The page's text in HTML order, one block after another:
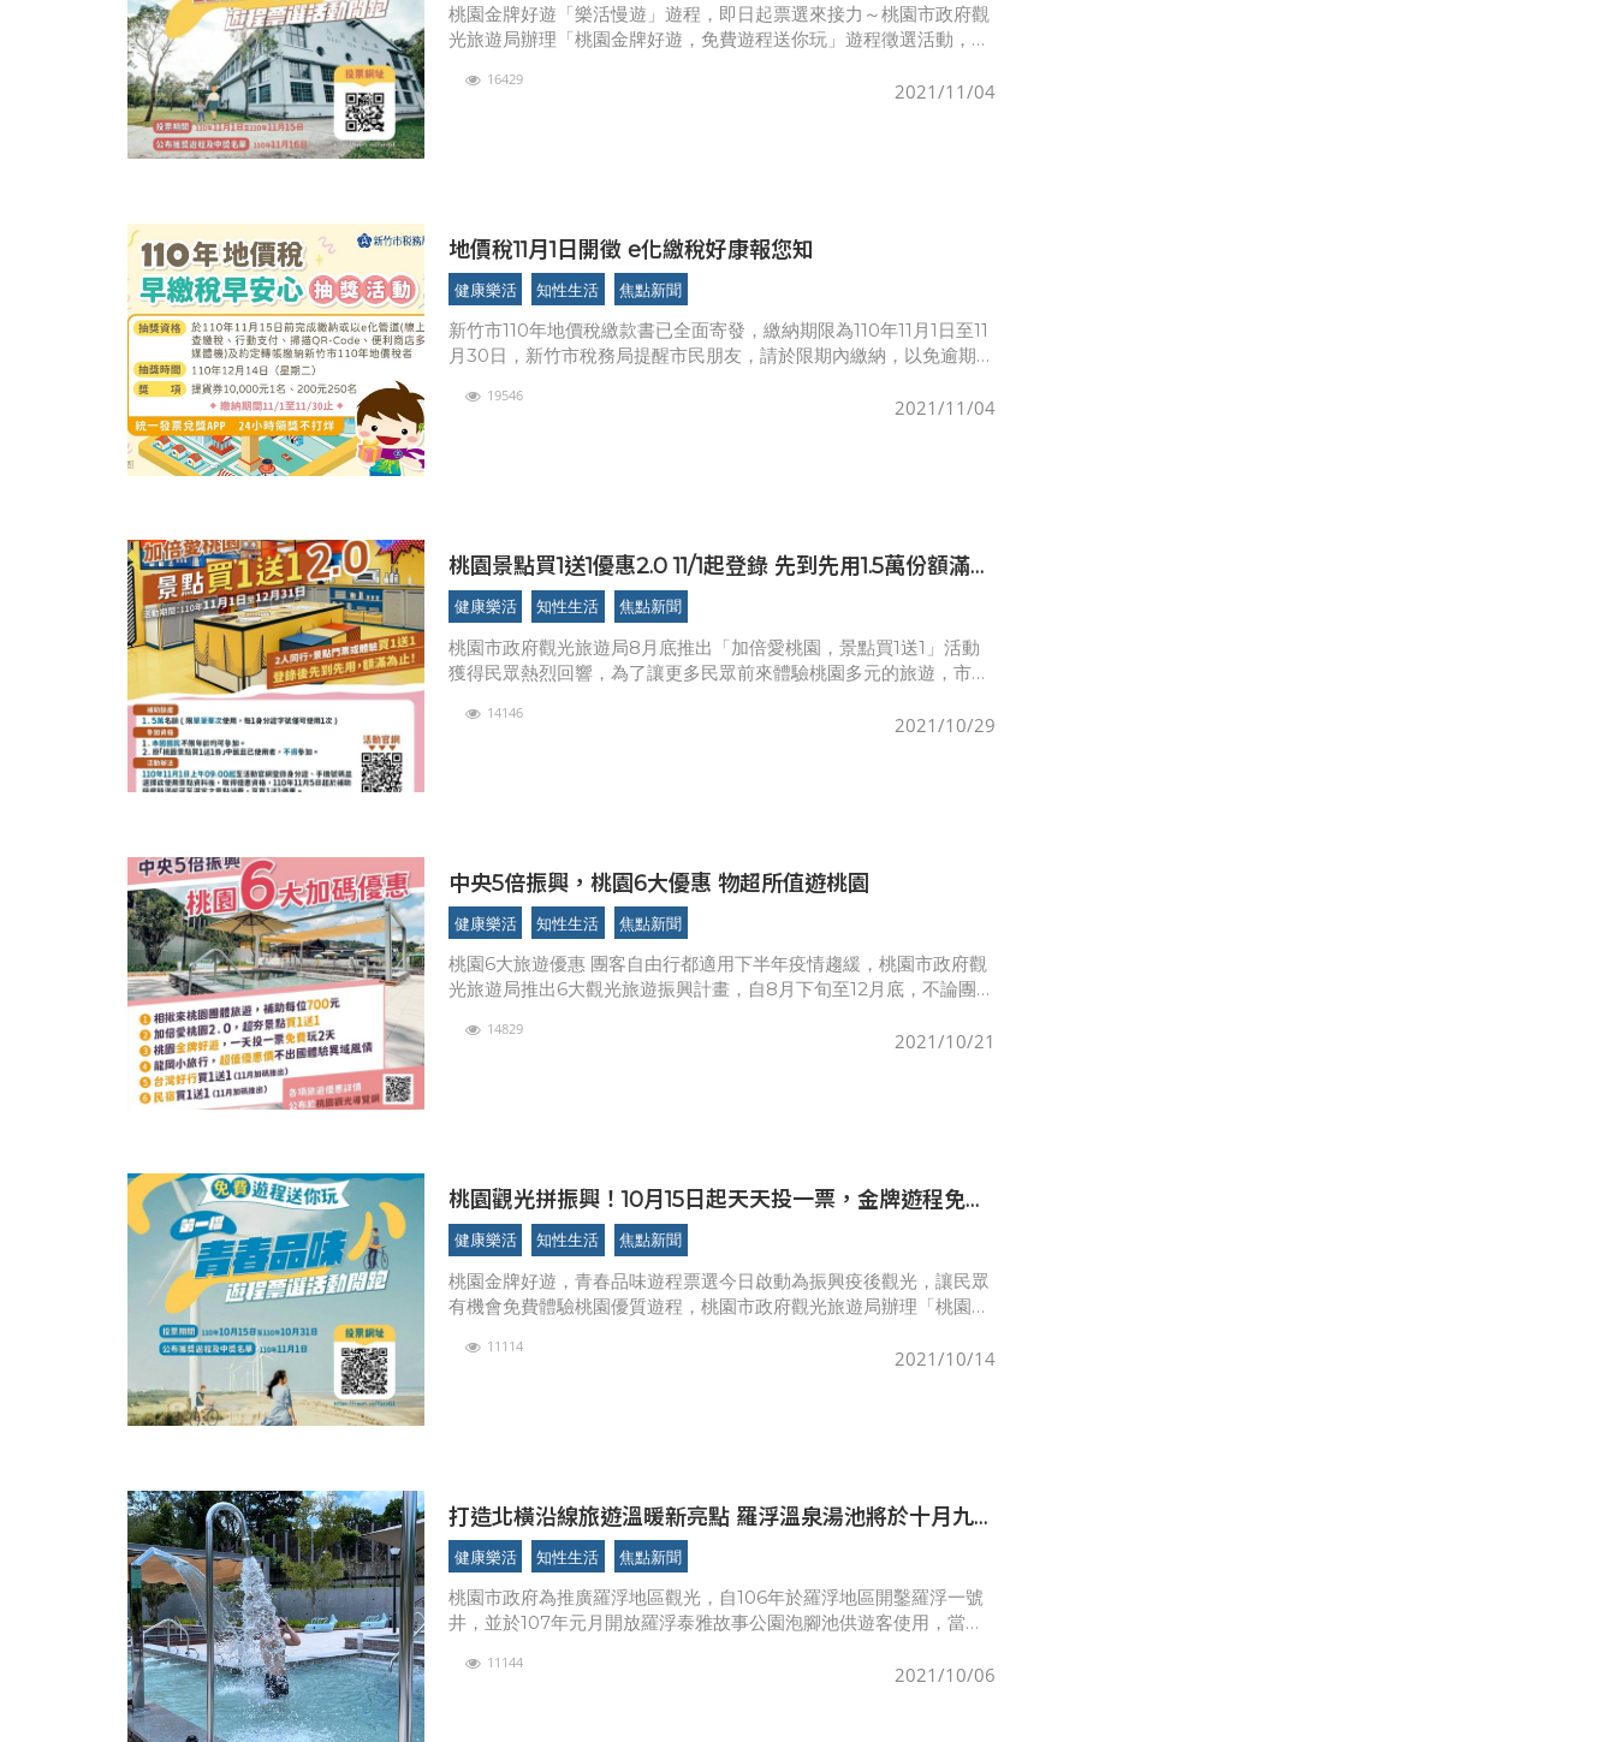
桃園金牌好遊「樂活慢遊」遊程，即日起票選來接力～桃園市政府觀
光旅遊局辦理「桃園金牌好遊，免費遊程送你玩」遊程徵選活動，本
投票的遊程主題「
2021/11/04
16429
地價稅11月1日開徵 e化繳稅好康報您知
健康樂活 知性生活 焦點新聞
新竹市110年地價稅繳款書已全面寄發，繳納期限為110年11月1日至11
月30日，新竹市稅務局提醒市民朋友，請於限期內繳納，以免逾期受
2021/11/04
19546
桃園景點買1送1優惠2.0 11/1起登錄 先到先用1.5萬份額滿為
止
健康樂活 知性生活 焦點新聞
桃園市政府觀光旅遊局8月底推出「加倍愛桃園，景點買1送1」活動
獲得民眾熱烈回響，為了讓更多民眾前來體驗桃園多元的旅遊，市府
次活動
2021/10/29
14146
中央5倍振興，桃園6大優惠 物超所值遊桃園
健康樂活 知性生活 焦點新聞
桃園6大旅遊優惠 團客自由行都適用下半年疫情趨緩，桃園市政府觀
光旅遊局推出6大觀光旅遊振興計畫，自8月下旬至12月底，不論團體
五倍券一起使
2021/10/21
14829
桃園觀光拼振興！10月15日起天天投一票，金牌遊程免費
送你玩！
健康樂活 知性生活 焦點新聞
桃園金牌好遊，青春品味遊程票選今日啟動為振興疫後觀光，讓民眾
有機會免費體驗桃園優質遊程，桃園市政府觀光旅遊局辦理「桃園金
五）起開始辦理民
2021/10/14
11114
打造北橫沿線旅遊溫暖新亮點 羅浮溫泉湯池將於十月九
日試營運
健康樂活 知性生活 焦點新聞
桃園市政府為推廣羅浮地區觀光，自106年於羅浮地區開鑿羅浮一號
井，並於107年元月開放羅浮泰雅故事公園泡腳池供遊客使用，當年
及打造桃園新溫
2021/10/06
11144